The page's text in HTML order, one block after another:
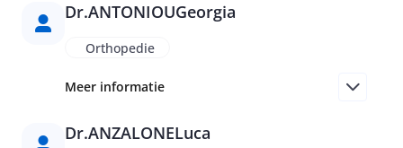
Dr.ANTONIOUGeorgia
Orthopedie
Meer informatie
Dr.ANZALONELuca